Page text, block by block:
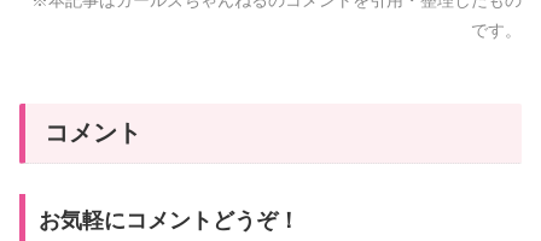
です。
コメント
お気軽にコメントどうぞ！